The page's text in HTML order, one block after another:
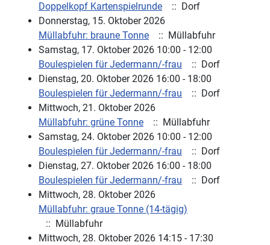
Doppelkopf Kartenspielrunde
:: Dorf
Donnerstag, 15. Oktober 2026
Müllabfuhr: braune Tonne
:: Müllabfuhr
Samstag, 17. Oktober 2026 10:00 - 12:00
Boulespielen für Jedermann/-frau
:: Dorf
Dienstag, 20. Oktober 2026 16:00 - 18:00
Boulespielen für Jedermann/-frau
:: Dorf
Mittwoch, 21. Oktober 2026
Müllabfuhr: grüne Tonne
:: Müllabfuhr
Samstag, 24. Oktober 2026 10:00 - 12:00
Boulespielen für Jedermann/-frau
:: Dorf
Dienstag, 27. Oktober 2026 16:00 - 18:00
Boulespielen für Jedermann/-frau
:: Dorf
Mittwoch, 28. Oktober 2026
Müllabfuhr: graue Tonne (14-tägig)
:: Müllabfuhr
Mittwoch, 28. Oktober 2026 14:15 - 17:30